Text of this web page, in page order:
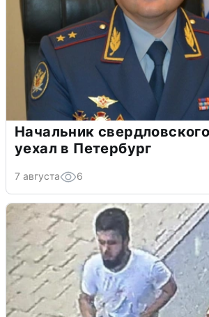
Начальник
уехал в Петербург
7 августа 6